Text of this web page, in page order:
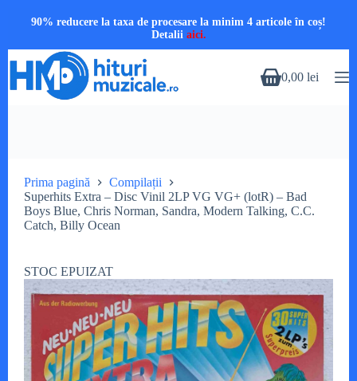
90% reducere la taxa de procesare la minim 4 articole în coș!
Detalii aici.
conținut
Coș0,00 lei
Prima pagină
Compilații
Superhits Extra – Disc Vinil 2LP VG VG+ (lotR) – Bad
Boys Blue, Chris Norman, Sandra, Modern Talking, C.C.
Catch, Billy Ocean
STOC EPUIZAT